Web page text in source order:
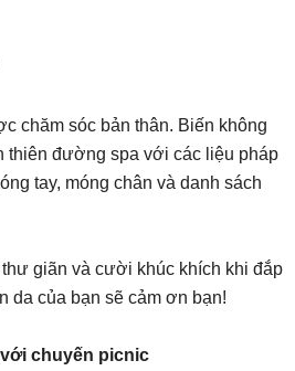
chăm sóc bản thân. Biến không
thiên đường spa với các liệu pháp
tay, móng chân và danh sách
giãn và cười khúc khích khi đắp
da của bạn sẽ cảm ơn bạn!
chuyến picnic